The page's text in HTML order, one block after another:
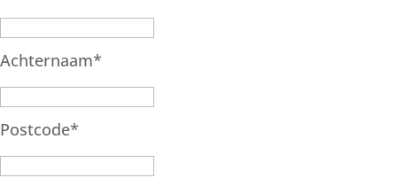
Achternaam*
Postcode*